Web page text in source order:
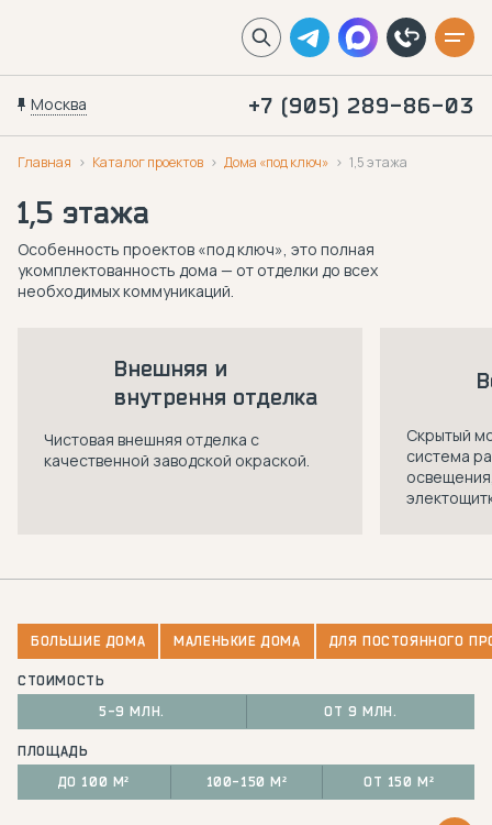
Москва +7 (905) 289-86-03
Главная Каталог проектов Дома «под ключ» 1,5 этажа
1,5 этажа
Особенность проектов «под ключ», это полная
укомплектованность дома — от отделки до всех
необходимых коммуникаций.
Внешняя и
внутрення отделка
Чистовая внешняя отделка с
качественной заводской окраской.
Скрытый
система
БОЛЬШИЕ ДОМА МАЛЕНЬКИЕ ДОМА ДЛЯ ПОСТОЯННОГО
СТОИМОСТЬ
5-9 МЛН. ОТ 9 МЛН.
ПЛОЩАДЬ
ДО 100 М² 100-150 М² ОТ 150 М²